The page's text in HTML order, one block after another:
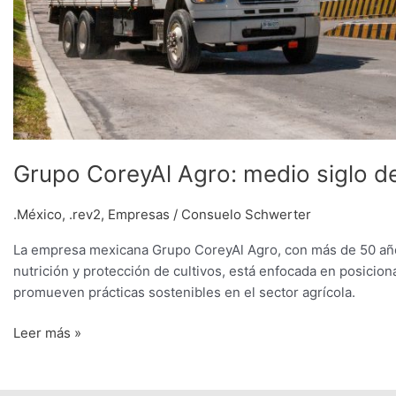
Grupo CoreyAl Agro: medio siglo
.México, .rev2, Empresas / Consuelo Schwerter
La empresa mexicana Grupo CoreyAl Agro, con más de 50
nutrición y protección de cultivos, está enfocada en
promueven prácticas sostenibles en el sector agrícola.
Leer más »